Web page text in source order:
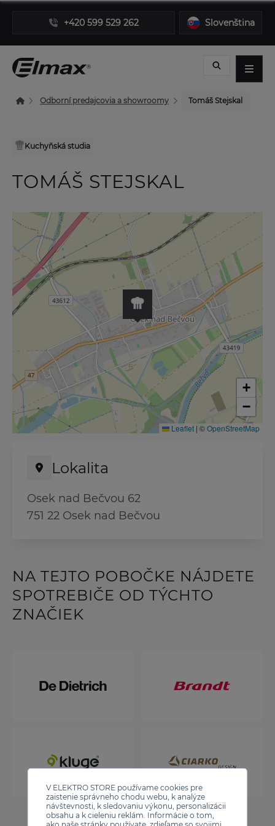
V ELEKTRO STORE používame cookies pre
zaistenie správneho chodu webu, k analýze
návštevnosti, k sledovaniu výkonu, personalizácii
obsahu a k cieleniu reklám. Informácie o tom,
+420 599 529 262 Slovenština
Odborní predajcovia a showroomy Tomáš Stejskal
Kuchyňská studia
TOMÁŠ STEJSKAL
Lokalita
Osek nad Bečvou 62
751 22 Osek nad Bečvou
+
−
Leaflet | ©OpenStreetMap
NA TEJTO POBOČKE NÁJDETE
SPOTREBIČE OD TÝCHTO
ZNAČIEK